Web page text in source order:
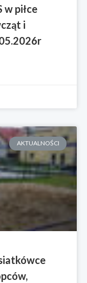
piłce
i
AKTUALNOŚCI